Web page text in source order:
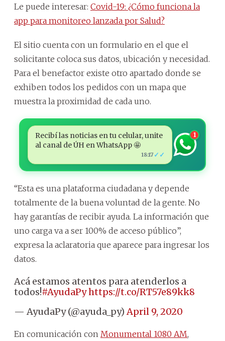
Le puede interesar: Covid-19: ¿Cómo funciona la
app para monitoreo lanzada por Salud?
El sitio cuenta con un formulario en el que el
solicitante coloca sus datos, ubicación y necesidad.
Para el benefactor existe otro apartado donde se
exhiben todos los pedidos con un mapa que
muestra la proximidad de cada uno.
Recibí las noticias en tu celular, unite
al canal de ÚH en WhatsApp 🤩
18:17 ✓✓
1
“Esta es una plataforma ciudadana y depende
totalmente de la buena voluntad de la gente. No
hay garantías de recibir ayuda. La información que
uno carga va a ser 100% de acceso público”,
expresa la aclaratoria que aparece para ingresar los
datos.
Acá estamos atentos para atenderlos a
todos!#AyudaPyhttps://t.co/RT57e89kk8
— AyudaPy (@ayuda_py)April 9, 2020
En comunicación con Monumental 1080 AM,